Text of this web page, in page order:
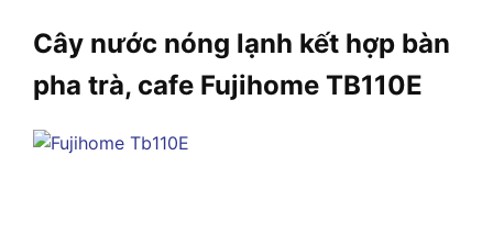
Cây nước nóng lạnh kết hợp bàn
pha trà, cafe Fujihome TB110E